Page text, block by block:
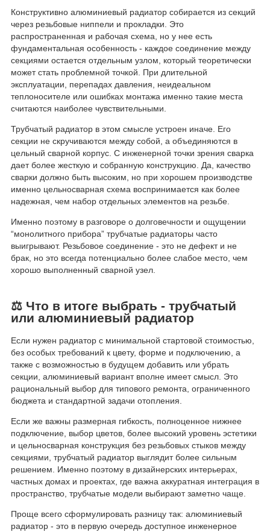
Конструктивно алюминиевый радиатор собирается из секций
через резьбовые ниппели и прокладки. Это
распространенная и рабочая схема, но у нее есть
фундаментальная особенность - каждое соединение между
секциями остается отдельным узлом, который теоретически
может стать проблемной точкой. При длительной
эксплуатации, перепадах давления, неидеальном
теплоносителе или ошибках монтажа именно такие места
считаются наиболее чувствительными.
Трубчатый радиатор в этом смысле устроен иначе. Его
секции не скручиваются между собой, а объединяются в
цельный сварной корпус. С инженерной точки зрения сварка
дает более жесткую и собранную конструкцию. Да, качество
сварки должно быть высоким, но при хорошем производстве
именно цельносварная схема воспринимается как более
надежная, чем набор отдельных элементов на резьбе.
Именно поэтому в разговоре о долговечности и ощущении
“монолитного прибора” трубчатые радиаторы часто
выигрывают. Резьбовое соединение - это не дефект и не
брак, но это всегда потенциально более слабое место, чем
хорошо выполненный сварной узел.
⚖ Что в итоге выбрать - трубчатый
или алюминиевый радиатор
Если нужен радиатор с минимальной стартовой стоимостью,
без особых требований к цвету, форме и подключению, а
также с возможностью в будущем добавить или убрать
секции, алюминиевый вариант вполне имеет смысл. Это
рациональный выбор для типового ремонта, ограниченного
бюджета и стандартной задачи отопления.
Если же важны размерная гибкость, полноценное нижнее
подключение, выбор цветов, более высокий уровень эстетики
и цельносварная конструкция без резьбовых стыков между
секциями, трубчатый радиатор выглядит более сильным
решением. Именно поэтому в дизайнерских интерьерах,
частных домах и проектах, где важна аккуратная интеграция в
пространство, трубчатые модели выбирают заметно чаще.
Проще всего сформулировать разницу так: алюминиевый
радиатор - это в первую очередь доступное инженерное